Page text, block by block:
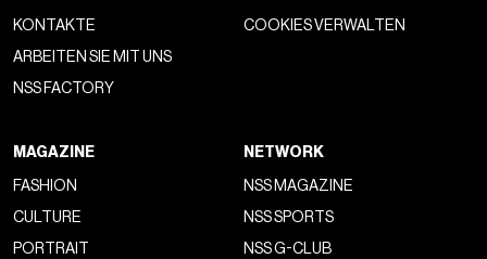
KONTAKTE
ARBEITEN SIE MIT UNS
NSS FACTORY
COOKIES VERWALTEN
MAGAZINE
FASHION
CULTURE
PORTRAIT
NETWORK
NSS MAGAZINE
NSS SPORTS
NSS G-CLUB